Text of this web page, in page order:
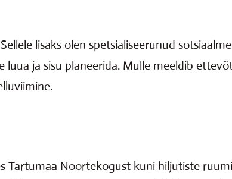
lisaks olen spetsialiseerunud
ja sisu planeerida. Mulle meeldib
Tartumaa Noortekogust kuni hiljutiste